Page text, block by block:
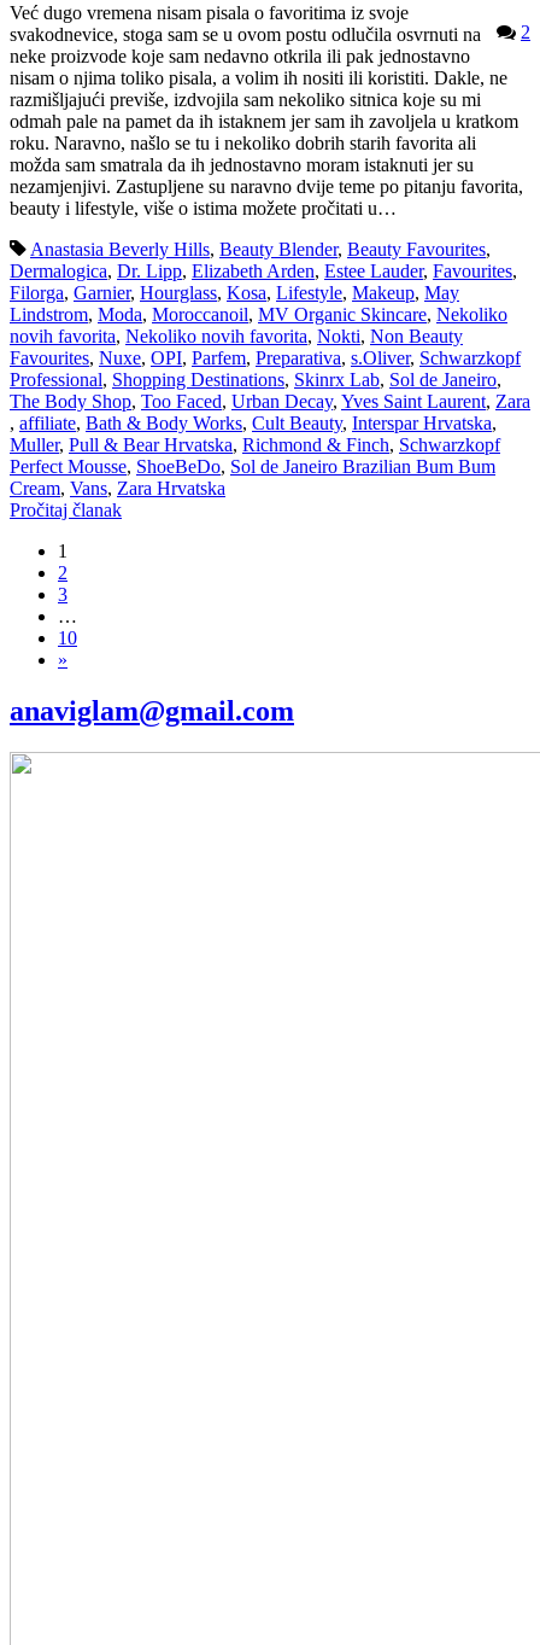
2
Već dugo vremena nisam pisala o favoritima iz svoje
svakodnevice, stoga sam se u ovom postu odlučila osvrnuti na
neke proizvode koje sam nedavno otkrila ili pak jednostavno
nisam o njima toliko pisala, a volim ih nositi ili koristiti. Dakle, ne
razmišljajući previše, izdvojila sam nekoliko sitnica koje su mi
odmah pale na pamet da ih istaknem jer sam ih zavoljela u kratkom
roku. Naravno, našlo se tu i nekoliko dobrih starih favorita ali
možda sam smatrala da ih jednostavno moram istaknuti jer su
nezamjenjivi. Zastupljene su naravno dvije teme po pitanju favorita,
beauty i lifestyle, više o istima možete pročitati u…
Anastasia Beverly Hills, Beauty Blender, Beauty Favourites,
Dermalogica, Dr. Lipp, Elizabeth Arden, Estee Lauder, Favourites,
Filorga, Garnier, Hourglass, Kosa, Lifestyle, Makeup, May
Lindstrom, Moda, Moroccanoil, MV Organic Skincare, Nekoliko
novih favorita, Nekoliko novih favorita, Nokti, Non Beauty
Favourites, Nuxe, OPI, Parfem, Preparativa, s.Oliver, Schwarzkopf
Professional, Shopping Destinations, Skinrx Lab, Sol de Janeiro,
The Body Shop, Too Faced, Urban Decay, Yves Saint Laurent, Zara
, affiliate, Bath & Body Works, Cult Beauty, Interspar Hrvatska,
Muller, Pull & Bear Hrvatska, Richmond & Finch, Schwarzkopf
Perfect Mousse, ShoeBeDo, Sol de Janeiro Brazilian Bum Bum
Cream, Vans, Zara Hrvatska
Pročitaj članak
1
2
3
…
10
»
anaviglam@gmail.com